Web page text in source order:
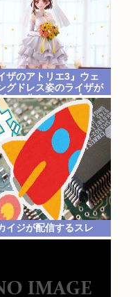
ザのアトリエ3』ウェ
グドレス姿のライザが
ュア化キタ───(ﾟ
イジが配信するスレ